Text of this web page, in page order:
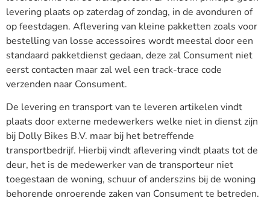
levering plaats op zaterdag of zondag, in de avonduren of
op feestdagen. Aflevering van kleine pakketten zoals voor
bestelling van losse accessoires wordt meestal door een
standaard pakketdienst gedaan, deze zal Consument niet
eerst contacten maar zal wel een track-trace code
verzenden naar Consument.
De levering en transport van te leveren artikelen vindt
plaats door externe medewerkers welke niet in dienst zijn
bij Dolly Bikes B.V. maar bij het betreffende
transportbedrijf. Hierbij vindt aflevering vindt plaats tot de
deur, het is de medewerker van de transporteur niet
toegestaan de woning, schuur of anderszins bij de woning
behorende onroerende zaken van Consument te betreden.